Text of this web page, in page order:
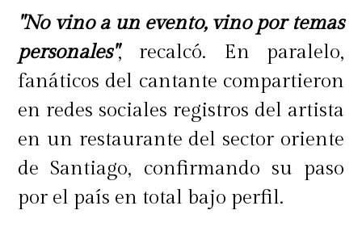
"No vino a un evento, vino por temas
personales", recalcó. En paralelo,
fanáticos del cantante compartieron
en redes sociales registros del artista
en un restaurante del sector oriente
de Santiago, confirmando su paso
por el país en total bajo perfil.